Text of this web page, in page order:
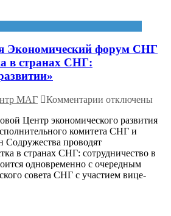
сотрудничество
Экономический форум СНГ
в странах СНГ:
МАГ Комментарии к
18
марта
Экономический
форум
СНГ
отключены
Центр экономического развития
комитета СНГ и
Содружества проводят
в странах СНГ: сотрудничество в
одновременно с очередным
совета СНГ с участием вице-